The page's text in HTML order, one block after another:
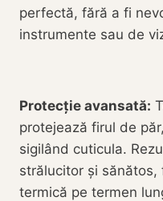
perfectă, fără a fi
instrumente sau de
Protecție avansată:
protejează firul de
sigilând cuticula.
strălucitor și
termică pe termen